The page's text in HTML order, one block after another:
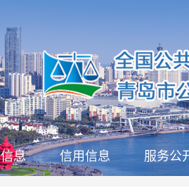
息 信用信息 服务公